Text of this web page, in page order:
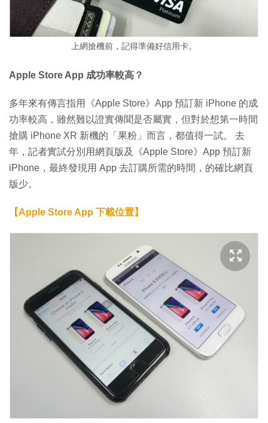
上網搶機前，記得準備好信用卡。
Apple Store App 成功率較高？
多年來有傳言指用《Apple Store》App 預訂新 iPhone 的成
功率較高，雖然難以證實傳聞是否屬實，但對於想第一時間
搶購 iPhone XR 新機的「果粉」而言，都值得一試。 去
年，記者實試分別用網頁版及《Apple Store》App 預訂新
iPhone，最終發現用 App 去訂購所需的時間，的確比網頁
版少。
【Apple Store App 下載位置】